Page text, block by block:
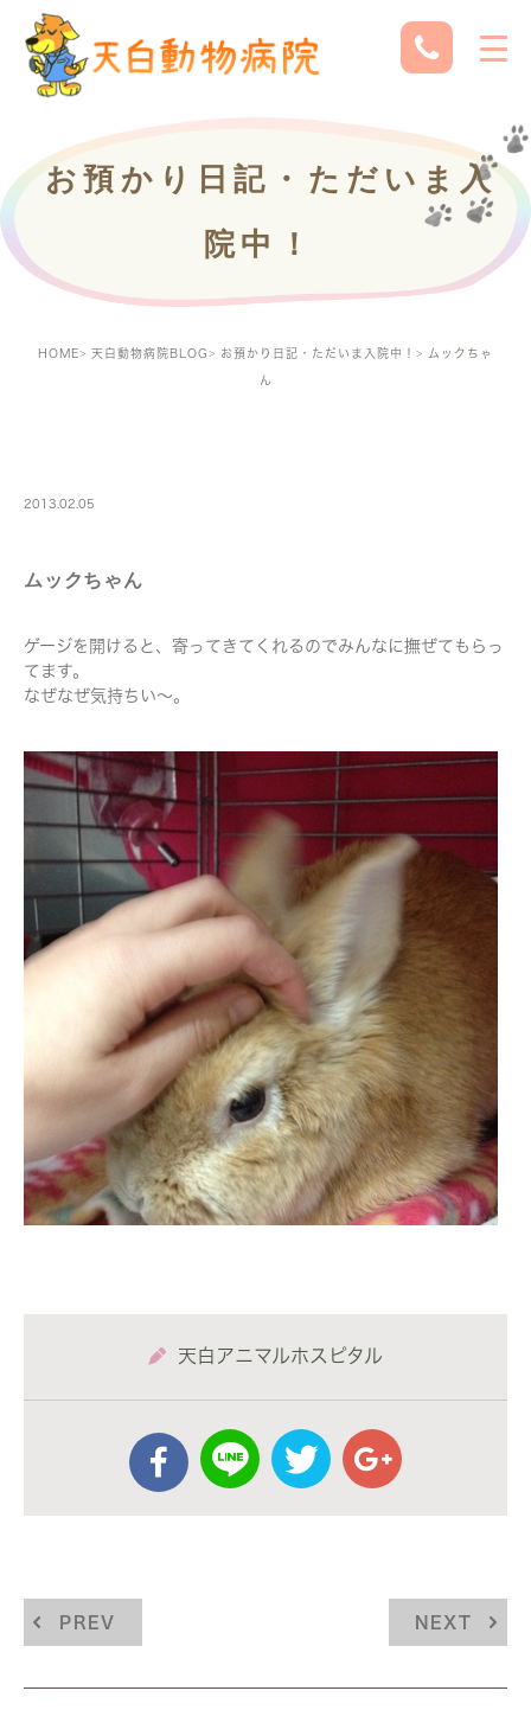
お預かり日記・ただいま入
院中！
HOME 天白動物病院BLOG お預かり日記・ただいま入院中！ ムックちゃ
ん
2013.02.05
ムックちゃん
ゲージを開けると、寄ってきてくれるのでみんなに撫ぜてもらっ
てます。
なぜなぜ気持ちい〜。
天白アニマルホスピタル
PREV NEXT